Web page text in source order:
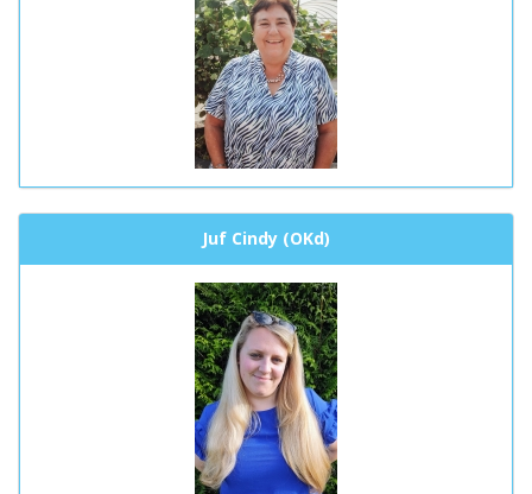
Juf Cindy (OKd)